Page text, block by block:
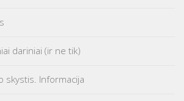
dariniai (ir ne tik)
skystis. Informacija